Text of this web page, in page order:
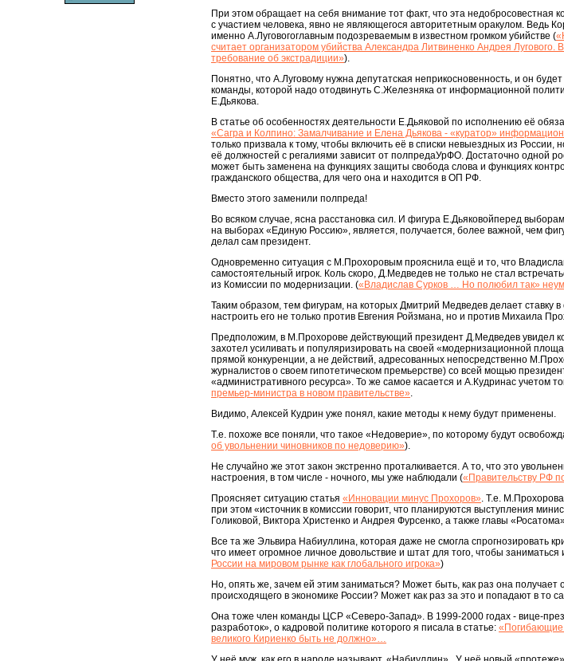
При этом обращает на себя внимание тот факт, что эта недобросовестная
с участием человека, явно не являющегося авторитетным оракулом. Ведь
именно А.Луговогоглавным подозреваемым в известном громком убийстве (
считает организатором убийства Александра Литвиненко Андрея
требование об экстрадиции»).
Понятно, что А.Луговому нужна депутатская неприкосновенность, и он
команды, которой надо отодвинуть С.Железняка от информационной
Е.Дьякова.
В статье об особенностях деятельности Е.Дьяковой по исполнению её
«Сагра и Колпино: Замалчивание и Елена Дьякова - «куратор»
только призвала к тому, чтобы включить её в списки невыездных из
её должностей с регалиями зависит от полпредаУрФО. Достаточно одной
может быть заменена на функциях защиты свобода слова и функциях
гражданского общества, для чего она и находится в ОП РФ.
Вместо этого заменили полпреда!
Во всяком случае, ясна расстановка сил. И фигура Е.Дьяковойперед
на выборах «Единую Россию», является, получается, более важной, чем
делал сам президент.
Одновременно ситуация с М.Прохоровым прояснила ещё и то, что
самостоятельный игрок. Коль скоро, Д.Mедведев не только не стал
из Комиссии по модернизации. («Владислав Сурков … Но полюбил так»
Таким образом, тем фигурам, на которых Дмитрий Медведев делает ставку
настроить его не только против Евгения Ройзмана, но и против Михаила
Предположим, в М.Прохорове действующий президент Д.Медведев увидел
захотел усиливать и популяризировать на своей «модернизационной
прямой конкуренции, а не действий, адресованных непосредственно
журналистов о своем гипотетическом премьерстве) со всей мощью
«административного ресурса». То же самое касается и А.Кудринас учетом
премьер-министра в новом правительстве».
Видимо, Алексей Кудрин уже понял, какие методы к нему будут применены.
Т.е. похоже все поняли, что такое «Недоверие», по которому будут
об увольнении чиновников по недоверию»).
Не случайно же этот закон экстренно проталкивается. А то, что это
настроения, в том числе - ночного, мы уже наблюдали («Правительству РФ
Проясняет ситуацию статья «Инновации минус Прохоров». Т.е.
при этом «источник в комиссии говорит, что планируются выступления
Голиковой, Виктора Христенко и Андрея Фурсенко, а также главы
Все та же Эльвира Набиуллина, которая даже не смогла спрогнозировать
что имеет огромное личное довольствие и штат для того, чтобы
России на мировом рынке как глобального игрока»)
Но, опять же, зачем ей этим заниматься? Может быть, как раз она получает
происходящего в экономике России? Может как раз за это и попадают в то
Она тоже член команды ЦСР «Северо-Запад». В 1999-2000 годах - вице-
разработок», о кадровой политике которого я писала в статье: «Погибающие
великого Кириенко быть не должно»…